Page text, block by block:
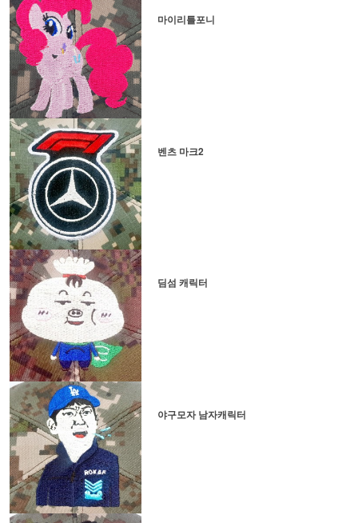
마이리틀포니
벤츠 마크2
딤섬 캐릭터
야구모자 남자캐릭터